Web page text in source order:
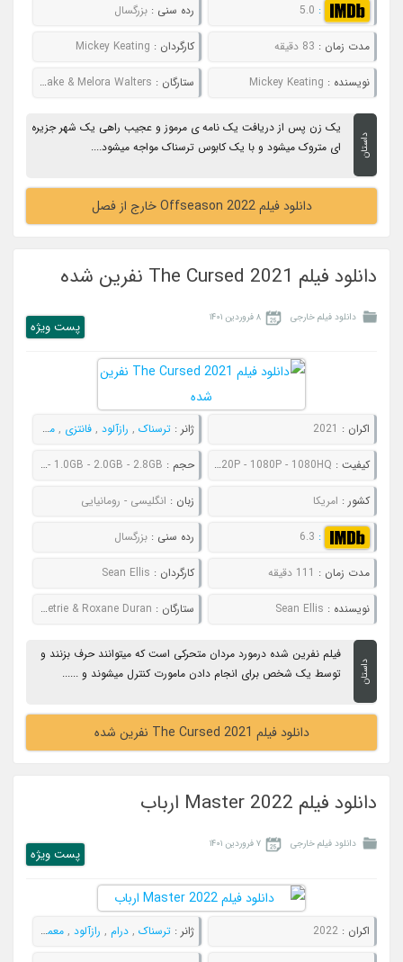
:
5.0 رده سنی : بزرگسال
مدت زمان : 83 دقیقه کارگردان : Mickey Keating
نویسنده : Mickey Keating ستارگان : Jocelin Donahue & Joe Swanberg & Richard Brake & Melora Walters
داستان
یک زن پس از دریافت یک نامه ی مرموز و عجیب راهی یک شهر جزیره
ای متروک میشود و با یک کابوس ترسناک مواجه میشود....
دانلود فیلم Offseason 2022 خارج از فصل
دانلود فیلم The Cursed 2021 نفرین شده
دانلود فیلم خارجی ۸ فروردین ۱۴۰۱
پست ويژه
اکران : 2021 ژانر : ترسناک , رازآلود , فانتزی , معمایی
کیفیت : 480P - 720P - 1080P - 1080HQ حجم : 760MB - 1.0GB - 2.0GB - 2.8GB
کشور : امریکا زبان : انگلیسی - رومانیایی
:
6.3 رده سنی : بزرگسال
مدت زمان : 111 دقیقه کارگردان : Sean Ellis
نویسنده : Sean Ellis ستارگان : Boyd Holbrook & Kelly Reilly & Alistair Petrie & Roxane Duran
داستان
فیلم نفرین شده درمورد مردان متحرکی است که میتوانند حرف بزنند و
توسط یک شخص برای انجام دادن مامورت کنترل میشوند و ......
دانلود فیلم The Cursed 2021 نفرین شده
دانلود فیلم Master 2022 ارباب
دانلود فیلم خارجی ۷ فروردین ۱۴۰۱
پست ويژه
اکران :2022 ژانر : ترسناک , درام , رازآلود , معمایی